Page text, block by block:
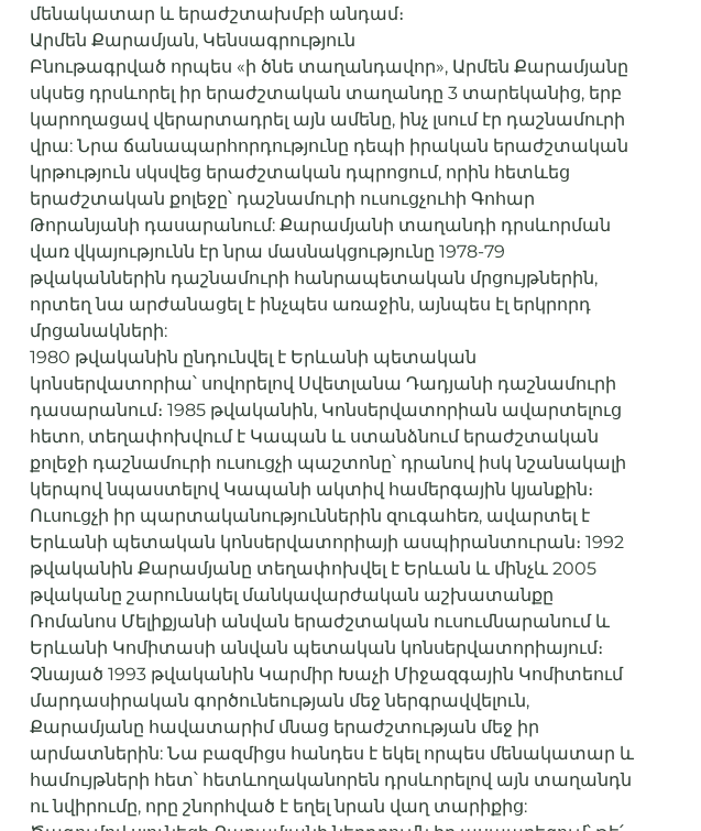
մենակատար և երաժշտախմբի անդամ։
Արմեն Քարամյան, Կենսագրություն
Բնութագրված որպես «ի ծնե տաղանդավոր», Արմեն Քարամյանը
սկսեց դրսևորել իր երաժշտական տաղանդը 3 տարեկանից, երբ
կարողացավ վերարտադրել այն ամենը, ինչ լսում էր դաշնամուրի
վրա: Նրա ճանապարհորդությունը դեպի իրական երաժշտական
կրթություն սկսվեց երաժշտական դպրոցում, որին հետևեց
երաժշտական քոլեջը՝ դաշնամուրի ուսուցչուհի Գոհար
Թորանյանի դասարանում: Քարամյանի տաղանդի դրսևորման
վառ վկայությունն էր նրա մասնակցությունը 1978-79
թվականներին դաշնամուրի հանրապետական մրցույթներին,
որտեղ նա արժանացել է ինչպես առաջին, այնպես էլ երկրորդ
մրցանակների:
1980 թվականին ընդունվել է Երևանի պետական
կոնսերվատորիա՝ սովորելով Սվետլանա Դադյանի դաշնամուրի
դասարանում։ 1985 թվականին, Կոնսերվատորիան ավարտելուց
հետո, տեղափոխվում է Կապան և ստանձնում երաժշտական
քոլեջի դաշնամուրի ուսուցչի պաշտոնը՝ դրանով իսկ նշանակալի
կերպով նպաստելով Կապանի ակտիվ համերգային կյանքին։
Ուսուցչի իր պարտականություններին զուգահեռ, ավարտել է
Երևանի պետական կոնսերվատորիայի ասպիրանտուրան։ 1992
թվականին Քարամյանը տեղափոխվել է Երևան և մինչև 2005
թվականը շարունակել մանկավարժական աշխատանքը
Ռոմանոս Մելիքյանի անվան երաժշտական ուսումնարանում և
Երևանի Կոմիտասի անվան պետական կոնսերվատորիայում։
Չնայած 1993 թվականին Կարմիր Խաչի Միջազգային Կոմիտեում
մարդասիրական գործունեության մեջ ներգրավվելուն,
Քարամյանը հավատարիմ մնաց երաժշտության մեջ իր
արմատներին: Նա բազմիցս հանդես է եկել որպես մենակատար և
համույթների հետ՝ հետևողականորեն դրսևորելով այն տաղանդն
ու նվիրումը, որը շնորհված է եղել նրան վաղ տարիքից: